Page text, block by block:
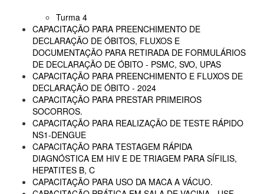
Turma 4
CAPACITAÇÃO PARA PREENCHIMENTO DE
DECLARAÇÃO DE ÓBITOS, FLUXOS E
DOCUMENTAÇÃO PARA RETIRADA DE FORMULÁRIOS
DE DECLARAÇÃO DE ÓBITO - PSMC, SVO, UPAS
CAPACITAÇÃO PARA PREENCHIMENTO E FLUXOS DE
DECLARAÇÃO DE ÓBITO - 2024
CAPACITAÇÃO PARA PRESTAR PRIMEIROS
SOCORROS.
CAPACITAÇÃO PARA REALIZAÇÃO DE TESTE RÁPIDO
NS1-DENGUE
CAPACITAÇÃO PARA TESTAGEM RÁPIDA
DIAGNÓSTICA EM HIV E DE TRIAGEM PARA SÍFILIS,
HEPATITES B, C
CAPACITAÇÃO PARA USO DA MACA A VÁCUO.